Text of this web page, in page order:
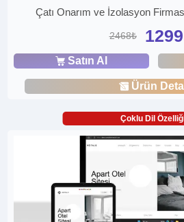
Çatı Onarım ve İzolasyon
2468₺
Satın Al
Ürün
Çoklu Dil